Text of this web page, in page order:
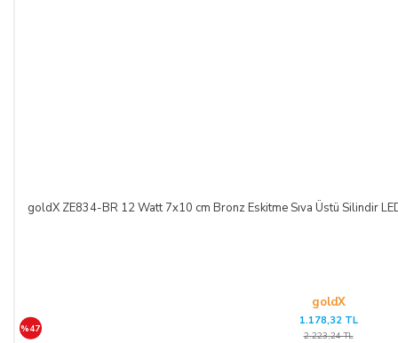
goldX ZE834-BR 12 Watt 7x10 cm Bronz Eskitme Sıva Üstü Silindir
goldX
%47
1.178,32 TL
2.223,24 TL